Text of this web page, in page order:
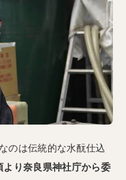
のは伝統的な水酛仕込
より奈良県神社庁から委